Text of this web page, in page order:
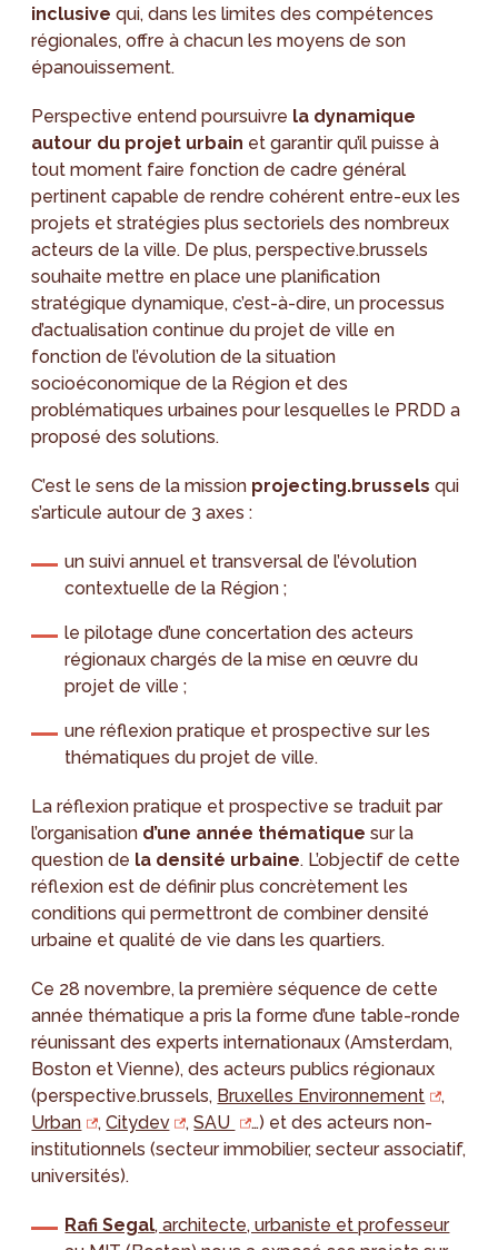
inclusive qui, dans les limites des compétences
régionales, offre à chacun les moyens de son
épanouissement.
Perspective entend poursuivre la dynamique
autour du projet urbain et garantir qu’il puisse à
tout moment faire fonction de cadre général
pertinent capable de rendre cohérent entre-eux les
projets et stratégies plus sectoriels des nombreux
acteurs de la ville. De plus, perspective.brussels
souhaite mettre en place une planification
stratégique dynamique, c’est-à-dire, un processus
d’actualisation continue du projet de ville en
fonction de l’évolution de la situation
socioéconomique de la Région et des
problématiques urbaines pour lesquelles le PRDD a
proposé des solutions.
C’est le sens de la mission projecting.brussels qui
s’articule autour de 3 axes :
un suivi annuel et transversal de l’évolution
contextuelle de la Région ;
le pilotage d’une concertation des acteurs
régionaux chargés de la mise en œuvre du
projet de ville ;
une réflexion pratique et prospective sur les
thématiques du projet de ville.
La réflexion pratique et prospective se traduit par
l’organisation d’une année thématiquesur la
question de la densité urbaine. L’objectif de cette
réflexion est de définir plus concrètement les
conditions qui permettront de combiner densité
urbaine et qualité de vie dans les quartiers.
Ce 28 novembre, la première séquence de cette
année thématique a pris la forme d’une table-ronde
réunissant des experts internationaux (Amsterdam,
Boston et Vienne), des acteurs publics régionaux
(perspective.brussels, Bruxelles Environnement
,
Urban
,Citydev ,SAU
…) et des acteurs non-
institutionnels (secteur immobilier, secteur associatif,
universités).
Rafi Segal, architecte, urbaniste et professeur